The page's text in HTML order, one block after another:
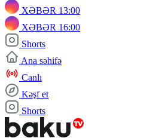
XƏBƏR 13:00
XƏBƏR 16:00
Shorts
Ana səhifə
Canlı
Kəşf et
Shorts